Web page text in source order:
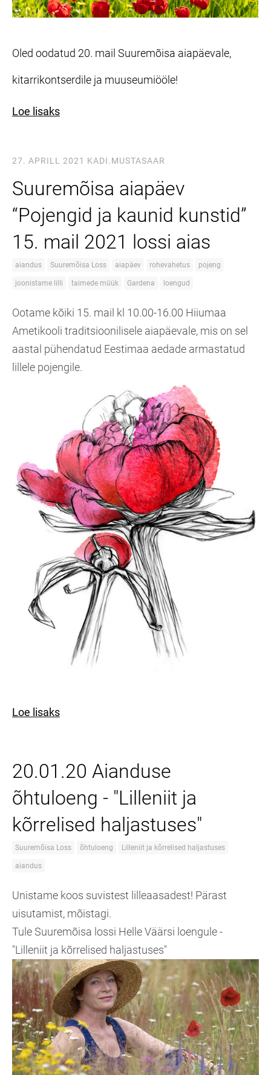
Oled oodatud 20. mail Suuremõisa aiapäevale,
kitarrikontserdile ja muuseumiööle!
Loe lisaks
27. APRILL 2021 KADI.MUSTASAAR
Suuremõisa aiapäev
“Pojengid ja kaunid kunstid”
15. mail 2021 lossi aias
aiandus Suuremõisa Loss aiapäev rohevahetus pojeng
joonistame lilli taimede müük Gardena loengud
Ootame kõiki 15. mail kl 10.00-16.00 Hiiumaa
Ametikooli traditsioonilisele aiapäevale, mis on sel
aastal pühendatud Eestimaa aedade armastatud
lillele pojengile.
Loe lisaks
20.01.20 Aianduse
õhtuloeng - "Lilleniit ja
kõrrelised haljastuses"
Suuremõisa Loss õhtuloeng Lilleniit ja kõrrelised haljastuses
aiandus
Unistame koos suvistest lilleaasadest! Pärast
uisutamist, mõistagi.
Tule Suuremõisa lossi Helle Väärsi loengule -
"Lilleniit ja kõrrelised haljastuses"